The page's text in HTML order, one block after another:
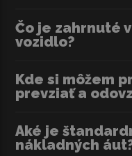
Čo je zahrnuté
vozidlo?
Kde si môžem
prevziať a
Aké je
nákladných